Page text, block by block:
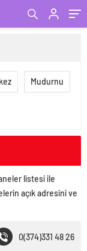
Mudurnu
listesi ile
açık adresini ve
0(374)331 48 26